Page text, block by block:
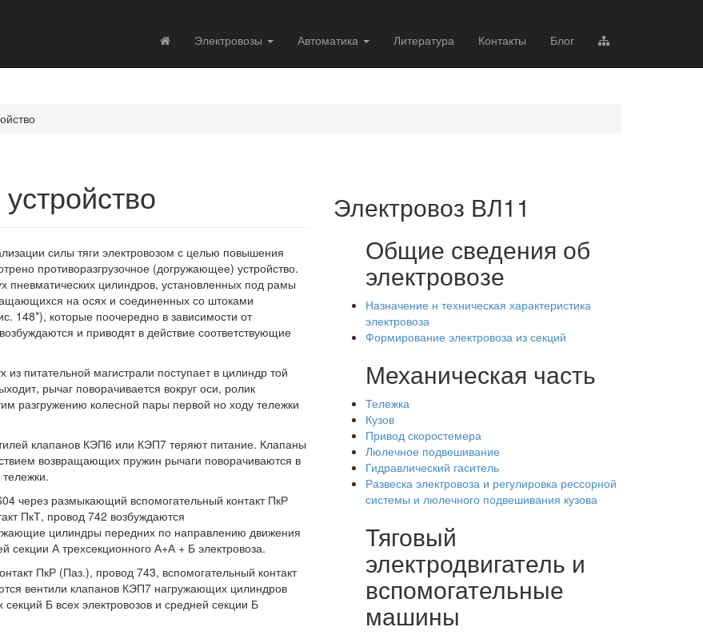
Электровозы Автоматика Литература Контакты Блог
силы тяги электровозом с целью повышения
противоразгрузочное (догружающее) устройство.
пневматических цилиндров, установленных под рамы
на осях и соединенных со штоками
148*), которые поочередно в зависимости от
и приводят в действие соответствующие
питательной магистрали поступает в цилиндр той
рычаг поворачивается вокруг оси, ролик
разгружению колесной пары первой но ходу тележки
клапанов КЭП6 или КЭП7 теряют питание. Клапаны
возвращающих пружин рычаги поворачиваются в
через размыкающий вспомогательный контакт ПкР
ПкТ, провод 742 возбуждаются
цилиндры передних по направлению движения
секции А трехсекционного А+А + Б электровоза.
ПкР (Паз.), провод 743, вспомогательный контакт
вентили клапанов КЭП7 нагружающих цилиндров
Б всех электровозов и средней секции Б
Электровоз ВЛ11
Общие сведения об
электровозе
Назначение н техническая характеристика
электровоза
Формирование электровоза из секций
Механическая часть
Тележка
Кузов
Привод скоростемера
Люлечное подвешивание
Гидравлический гаситель
Развеска электровоза и регулировка рессорной
системы и люлечного подвешивания кузова
Тяговый
электродвигатель и
вспомогательные
машины